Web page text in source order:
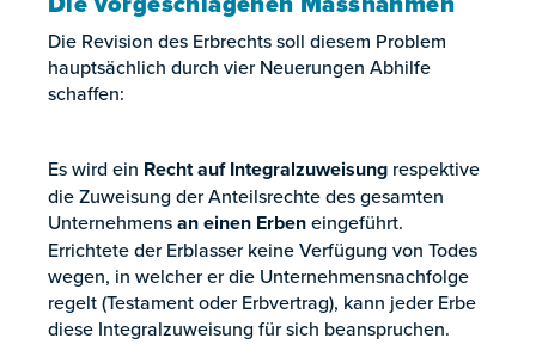
Die Revision des Erbrechts soll diesem Problem
hauptsächlich durch vier Neuerungen Abhilfe
schaffen:
Es wird ein Recht auf Integralzuweisung respektive
die Zuweisung der Anteilsrechte des gesamten
Unternehmensan einen Erbeneingeführt.
Errichtete der Erblasser keine Verfügung von Todes
wegen, in welcher er die Unternehmensnachfolge
regelt (Testament oder Erbvertrag), kann jeder Erbe
diese Integralzuweisung für sich beanspruchen.